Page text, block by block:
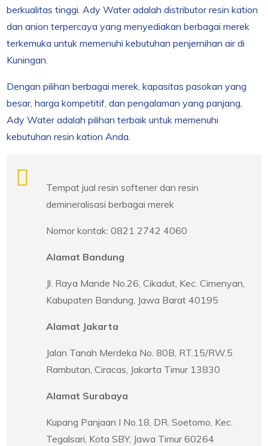
berkualitas tinggi. Ady Water adalah distributor resin kation
dan anion terpercaya yang menyediakan berbagai merek
terkemuka untuk memenuhi kebutuhan penjernihan air di
Kuningan.
Dengan pilihan berbagai merek, kapasitas pasokan yang
besar, harga kompetitif, dan pengalaman yang panjang,
Ady Water adalah pilihan terbaik untuk memenuhi
kebutuhan resin kation Anda.
Tempat jual resin softener dan resin
demineralisasi berbagai merek
Nomor kontak: 0821 2742 4060
Alamat Bandung
Jl. Raya Mande No.26, Cikadut, Kec. Cimenyan,
Kabupaten Bandung, Jawa Barat 40195
Alamat Jakarta
Jalan Tanah Merdeka No. 80B, RT.15/RW.5
Rambutan, Ciracas, Jakarta Timur 13830
Alamat Surabaya
Kupang Panjaan I No.18, DR. Soetomo, Kec.
Tegalsari, Kota SBY, Jawa Timur 60264